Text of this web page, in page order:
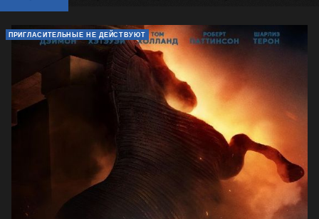
ПРИГЛАСИТЕЛЬНЫЕ НЕ ДЕЙСТВУЮТ